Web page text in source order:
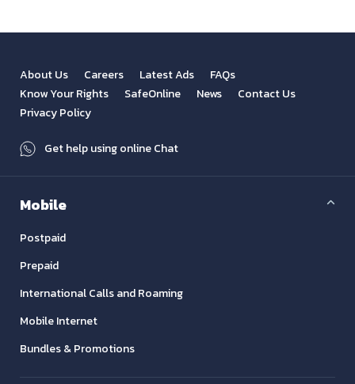
About Us Careers Latest Ads
FAQs
Know Your Rights
SafeOnline News
Contact Us
Privacy Policy
Get help using online Chat
Mobile
Postpaid
Prepaid
International Calls and Roaming
Mobile Internet
Bundles & Promotions